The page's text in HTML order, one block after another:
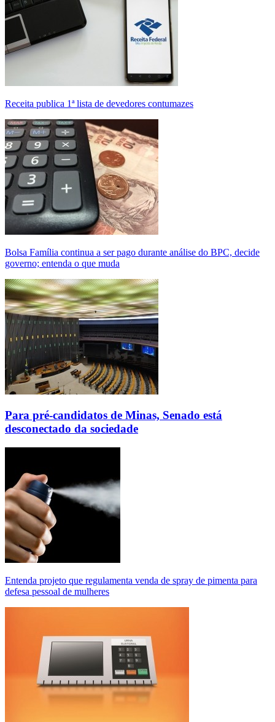
Receita publica 1ª lista de devedores contumazes
Bolsa Família continua a ser pago durante análise do BPC, decide
governo; entenda o que muda
Para pré-candidatos de Minas, Senado está
desconectado da sociedade
Entenda projeto que regulamenta venda de spray de pimenta para
defesa pessoal de mulheres